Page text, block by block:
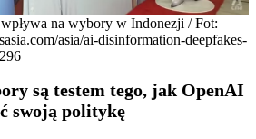
na wybory w Indonezji / Fot:
asia/ai-disinformation-deepfakes-
są testem tego, jak OpenAI
swoją politykę